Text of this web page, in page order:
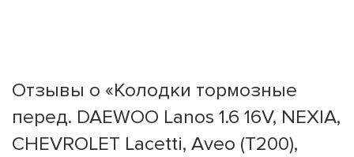
Отзывы о «Колодки тормозные
перед. DAEWOO Lanos 1.6 16V, NEXIA,
CHEVROLET Lacetti, Aveo (T200),